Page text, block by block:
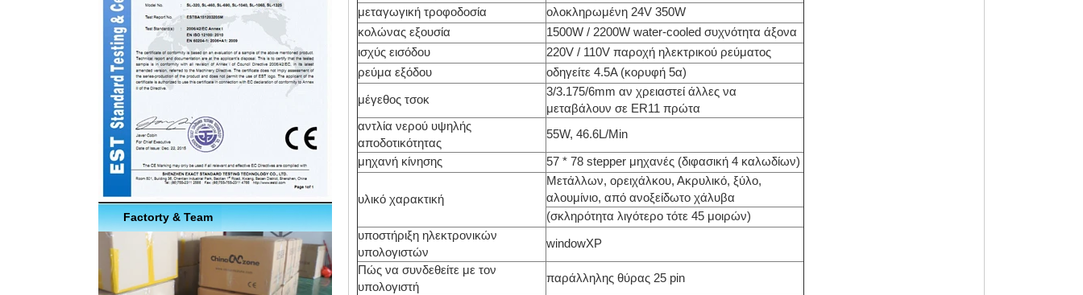
Factorty & Team
μεταγωγική τροφοδοσία
ολοκληρωμένη 24V 350W
κολώνας εξουσία
1500W / 2200W water-cooled συχνότητα άξονα
ισχύς εισόδου
220V / 110V παροχή ηλεκτρικού ρεύματος
ρεύμα εξόδου
οδηγείτε 4.5A (κορυφή 5α)
μέγεθος τσοκ
3/3.175/6mm αν χρειαστεί άλλες να
μεταβάλουν σε ER11 πρώτα
αντλία νερού υψηλής
αποδοτικότητας
55W, 46.6L/Min
μηχανή κίνησης 57 * 78 stepper μηχανές (διφασική 4 καλωδίων)
υλικό χαρακτική
Μετάλλων, ορειχάλκου, Ακρυλικό, ξύλο,
αλουμίνιο, από ανοξείδωτο χάλυβα
(σκληρότητα λιγότερο τότε 45 μοιρών)
υποστήριξη ηλεκτρονικών
υπολογιστών
windowXP
Πώς να συνδεθείτε με τον
υπολογιστή
παράλληλης θύρας 25 pin